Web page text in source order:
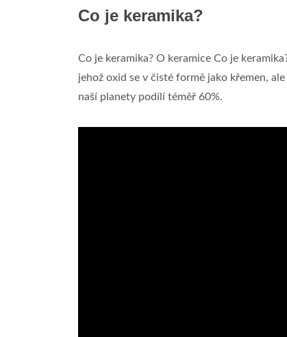
Co je keramika?
Co je keramika? O keramice Co je
jehož oxid se v čisté formě jako křemen,
naší planety podílí téměř 60%.